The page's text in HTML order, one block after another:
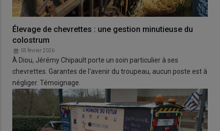
Élevage de chevrettes : une gestion minutieuse du
colostrum
05 février 2026
À Diou, Jérémy Chipault porte un soin particulier à ses
chevrettes. Garantes de l'avenir du troupeau, aucun poste est à
négliger. Témoignage.